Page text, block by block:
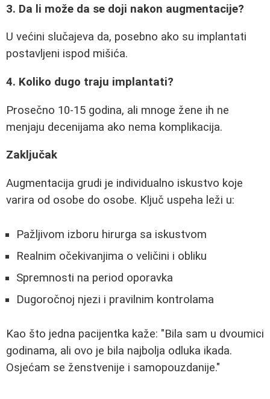
3. Da li može da se doji nakon augmentacije?
U većini slučajeva da, posebno ako su implantati
postavljeni ispod mišića.
4. Koliko dugo traju implantati?
Prosečno 10-15 godina, ali mnoge žene ih ne
menjaju decenijama ako nema komplikacija.
Zaključak
Augmentacija grudi je individualno iskustvo koje
varira od osobe do osobe. Ključ uspeha leži u:
Pažljivom izboru hirurga sa iskustvom
Realnim očekivanjima o veličini i obliku
Spremnosti na period oporavka
Dugoročnoj njezi i pravilnim kontrolama
Kao što jedna pacijentka kaže: "Bila sam u dvoumici
godinama, ali ovo je bila najbolja odluka ikada.
Osjećam se ženstvenije i samopouzdanije."